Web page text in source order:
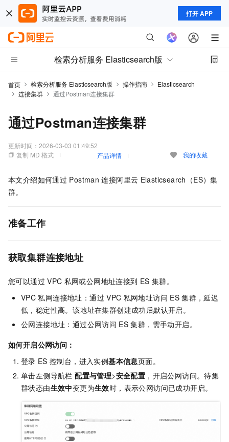
打开 APP
检索分析服务 Elasticsearch版
首页 检索分析服务 Elasticsearch版 操作指南
Elasticsearch
连接集群
通过Postman连接集群
通过Postman连接集群
更新时间： 2026-03-03 01:49:52
复制 MD 格式
产品详情 我的收藏
本文介绍如何通过 Postman 连接阿里云 Elasticsearch（ES）集
群。
准备工作
获取集群连接地址
您可以通过 VPC 私网或公网地址连接到 ES 集群。
VPC 私网连接地址：通过 VPC 私网地址访问 ES 集群，延迟
低，稳定性高。该地址在集群创建成功后默认开启。
公网连接地址：通过公网访问 ES 集群，需手动开启。
如何开启公网访问：
登录 ES 控制台，进入实例基本信息页面。
单击左侧导航栏 配置与管理>安全配置 ，开启公网访问。待集
群状态由生效中变更为生效时，表示公网访问已成功开启。